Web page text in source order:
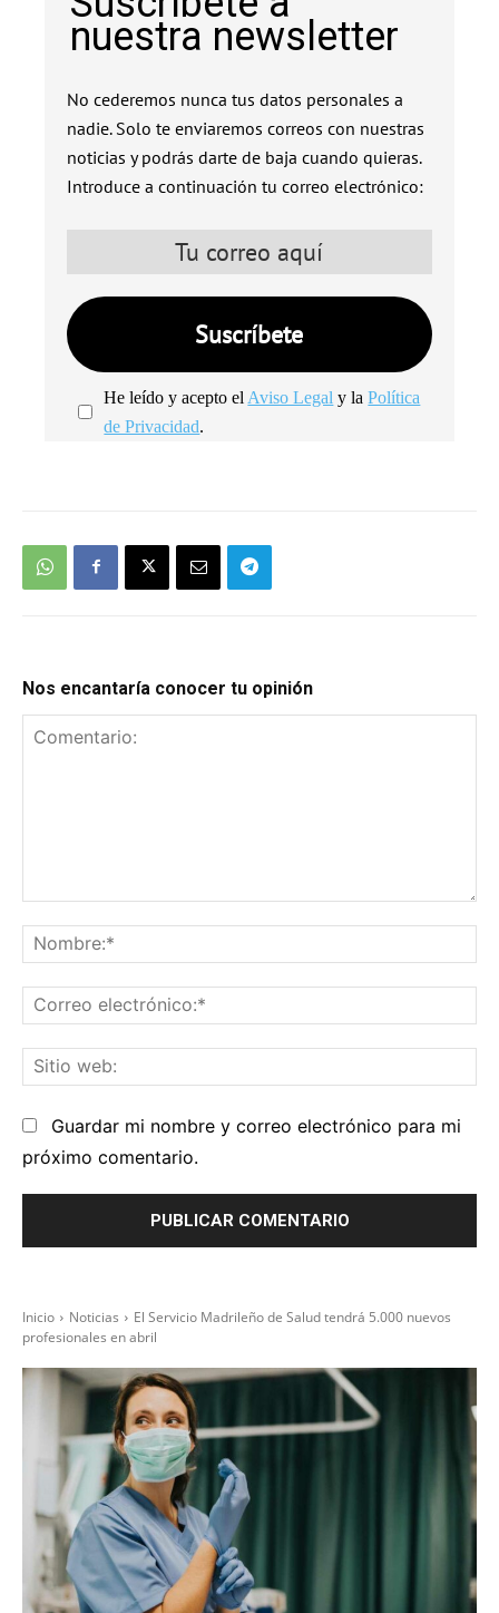
nuestra newsletter
No cederemos nunca tus datos personales a
nadie. Solo te enviaremos correos con nuestras
noticias y podrás darte de baja cuando quieras.
Introduce a continuación tu correo electrónico:
He leído y acepto el Aviso Legal y laPolítica
de Privacidad.
Nos encantaría conocer tu opinión
Guardar mi nombre y correo electrónico para mi
próximo comentario.